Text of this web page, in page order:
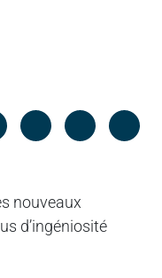
Facebook
nouveaux
d’ingéniosité